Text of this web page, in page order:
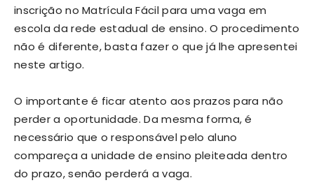
inscrição no Matrícula Fácil para uma vaga em
escola da rede estadual de ensino. O procedimento
não é diferente, basta fazer o que já lhe apresentei
neste artigo.
O importante é ficar atento aos prazos para não
perder a oportunidade. Da mesma forma, é
necessário que o responsável pelo aluno
compareça a unidade de ensino pleiteada dentro
do prazo, senão perderá a vaga.